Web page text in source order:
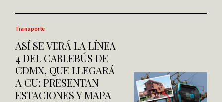
Transporte
ASÍ SE VERÁ LA LÍNEA
4 DEL CABLEBÚS DE
CDMX, QUE LLEGARÁ
A CU: PRESENTAN
ESTACIONES Y MAPA